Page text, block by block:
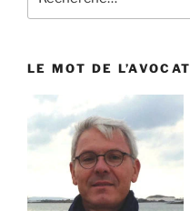
pour
LE MOT DE L’AVOCAT